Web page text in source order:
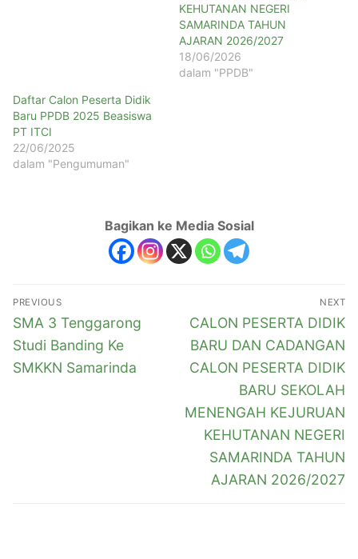
KEHUTANAN NEGERI
SAMARINDA TAHUN
AJARAN 2026/2027
18/06/2026
dalam "PPDB"
Daftar Calon Peserta Didik
Baru PPDB 2025 Beasiswa
PT ITCI
22/06/2025
dalam "Pengumuman"
Bagikan ke Media Sosial
PREVIOUS
SMA 3 Tenggarong
Studi Banding Ke
SMKKN Samarinda
NEXT
CALON PESERTA DIDIK
BARU DAN CADANGAN
CALON PESERTA DIDIK
BARU SEKOLAH
MENENGAH KEJURUAN
KEHUTANAN NEGERI
SAMARINDA TAHUN
AJARAN 2026/2027